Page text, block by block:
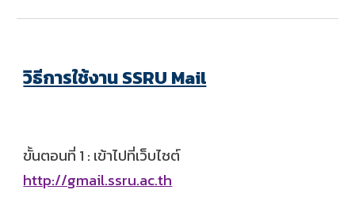
วิธีการใช้งาน SSRU Mail
ขั้นตอนที่ 1 : เข้าไปที่เว็บไซต์
http://gmail.ssru.ac.th